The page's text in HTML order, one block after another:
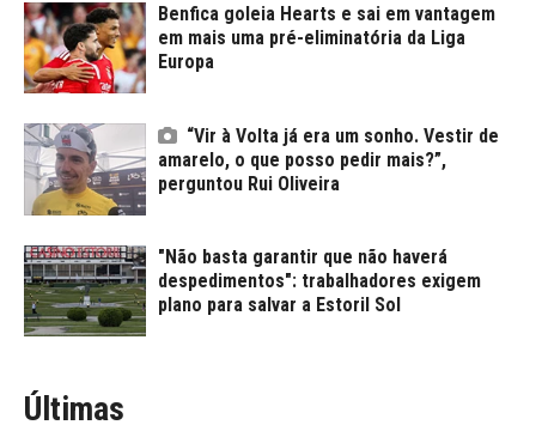
Benfica goleia Hearts e sai em vantagem
em mais uma pré-eliminatória da Liga
Europa
“Vir à Volta já era um sonho. Vestir de
amarelo, o que posso pedir mais?”,
perguntou Rui Oliveira
"Não basta garantir que não haverá
despedimentos": trabalhadores exigem
plano para salvar a Estoril Sol
Últimas